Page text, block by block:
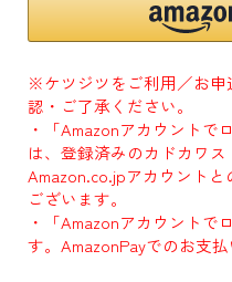
※ケツジツをご利用／お申
認・ご了承ください。
・「Amazonアカウントで
は、登録済みのカドカワ
Amazon.co.jpアカウント
ございます。
・「Amazonアカウントで
す。AmazonPayでのお支払